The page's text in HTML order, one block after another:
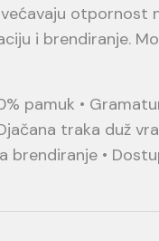
otpornost
i brendiranje.
pamuk •
traka duž
brendiranje •